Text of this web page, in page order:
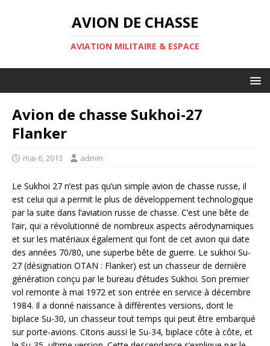
AVION DE CHASSE
AVIATION MILITAIRE & ESPACE
Avion de chasse Sukhoi-27
Flanker
mai 6, 2013 admin
Le Sukhoi 27 n’est pas qu’un simple avion de chasse russe, il
est celui qui a permit le plus de développement technologique
par la suite dans l’aviation russe de chasse. C’est une bête de
l’air, qui a révolutionné de nombreux aspects aérodynamiques
et sur les matériaux également qui font de cet avion qui date
des années 70/80, une superbe bête de guerre. Le sukhoi Su-
27 (désignation OTAN : Flanker) est un chasseur de dernière
génération conçu par le bureau d’études Sukhoi. Son premier
vol remonte à mai 1972 et son entrée en service à décembre
1984. Il a donné naissance à différentes versions, dont le
biplace Su-30, un chasseur tout temps qui peut être embarqué
sur porte-avions. Citons aussi le Su-34, biplace côte à côte, et